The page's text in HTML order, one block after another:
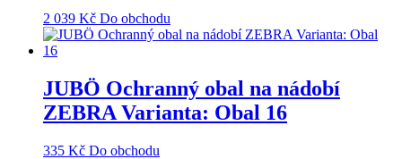
2 039 Kč Do obchodu
JUBÖ Ochranný obal na nádobí
ZEBRA Varianta: Obal 16
335 Kč Do obchodu